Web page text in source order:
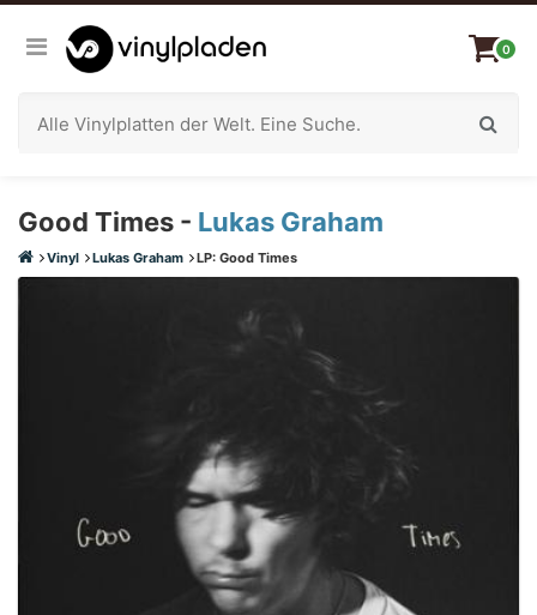
0
Good Times - Lukas Graham
Vinyl Lukas Graham LP: Good Times